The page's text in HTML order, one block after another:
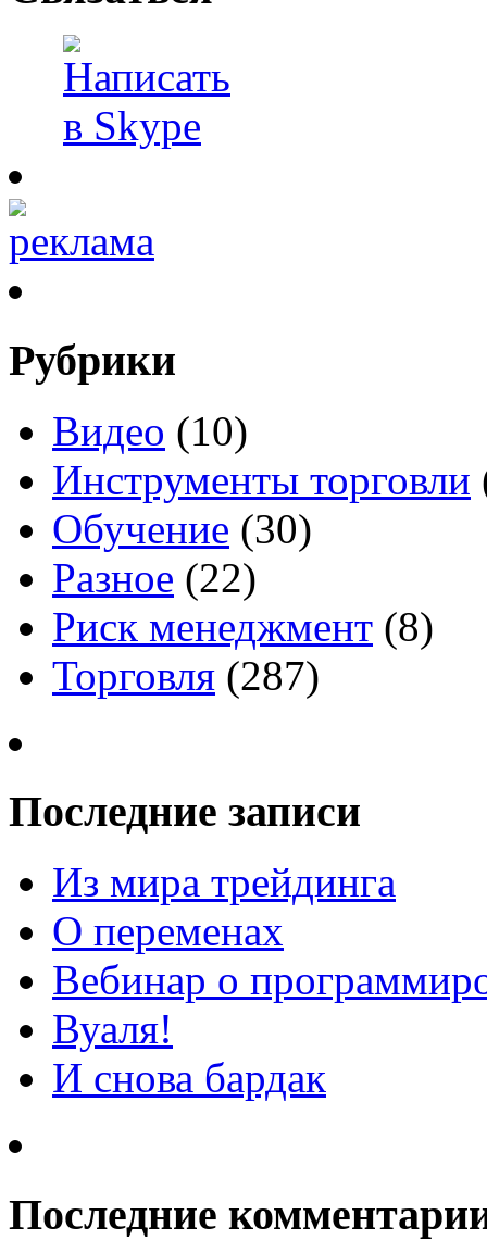
Рубрики
Видео (10)
Инструменты торговли
Обучение (30)
Разное (22)
Риск менеджмент (8)
Торговля (287)
Последние записи
Из мира трейдинга
О переменах
Вебинар о
Вуаля!
И снова бардак
Последние